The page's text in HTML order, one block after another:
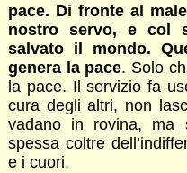
pace. Di fronte al
nostro servo, e col
salvato il mondo.
genera la pace. Solo
la pace. Il servizio fa
cura degli altri, non
vadano in rovina, ma
spessa coltre
e i cuori.